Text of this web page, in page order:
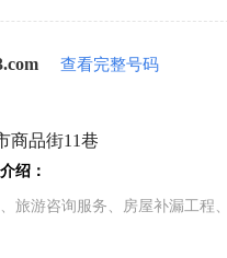
查看完整号码
商品街11巷
绍：
旅游咨询服务、房屋补漏工程